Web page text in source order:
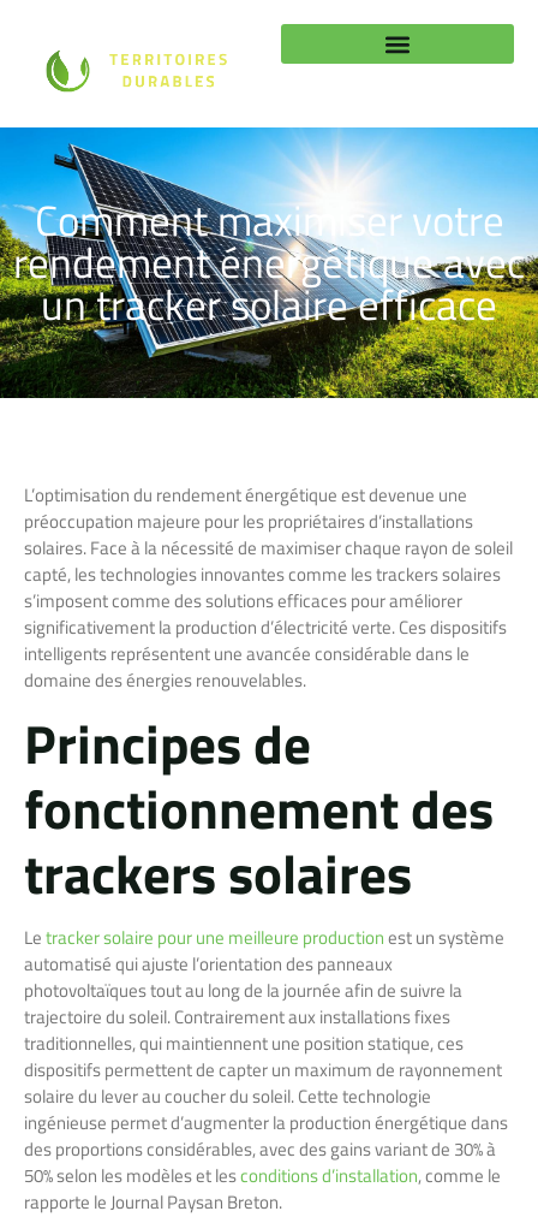
Comment maximiser votre
rendement énergétique avec
un tracker solaire efficace
L’optimisation du rendement énergétique est devenue une
préoccupation majeure pour les propriétaires d’installations
solaires. Face à la nécessité de maximiser chaque rayon de soleil
capté, les technologies innovantes comme les trackers solaires
s’imposent comme des solutions efficaces pour améliorer
significativement la production d’électricité verte. Ces dispositifs
intelligents représentent une avancée considérable dans le
domaine des énergies renouvelables.
Principes de
fonctionnement des
trackers solaires
Letracker solaire pour une meilleure productionest un système
automatisé qui ajuste l’orientation des panneaux
photovoltaïques tout au long de la journée afin de suivre la
trajectoire du soleil. Contrairement aux installations fixes
traditionnelles, qui maintiennent une position statique, ces
dispositifs permettent de capter un maximum de rayonnement
solaire du lever au coucher du soleil. Cette technologie
ingénieuse permet d’augmenter la production énergétique dans
des proportions considérables, avec des gains variant de 30% à
50% selon les modèles et lesconditions d’installation, comme le
rapporte le Journal Paysan Breton.